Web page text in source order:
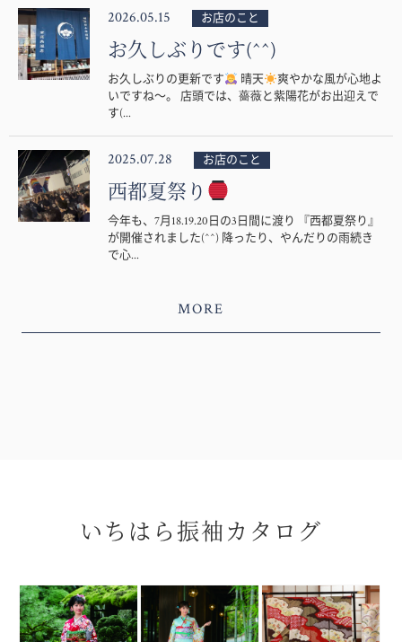
2026.05.15 お店のこと
お久しぶりです(^^)
お久しぶりの更新です 晴天
爽やかな風が心地よ
いですね〜。 店頭では、薔薇と紫陽花がお出迎えで
す(...
2025.07.28 お店のこと
西都夏祭り
今年も、7月18.19.20日の3日間に渡り 『西都夏祭り』
が開催されました(^^) 降ったり、やんだりの雨続き
で心...
MORE
いちはら振袖カタログ